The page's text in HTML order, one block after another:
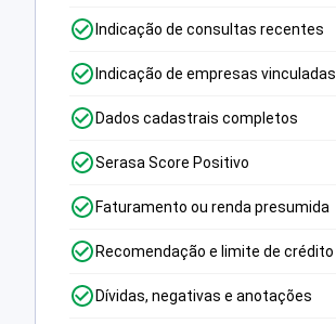
Indicação de consultas recentes
Indicação de empresas vinculadas
Dados cadastrais completos
Serasa Score Positivo
Faturamento ou renda presumida
Recomendação e limite de crédito
Dívidas, negativas e anotações